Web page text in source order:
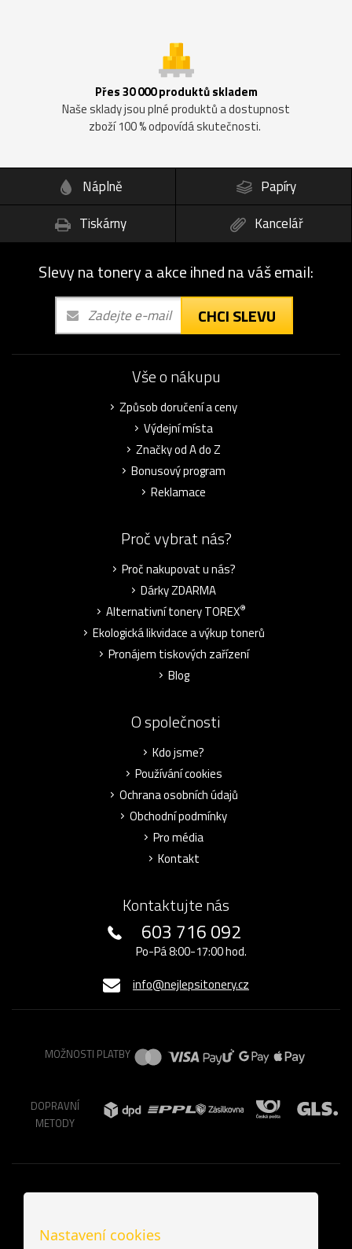
Přes 30 000 produktů skladem
Naše sklady jsou plné produktů a dostupnost
zboží 100 % odpovídá skutečnosti.
Náplně
Papíry
Tiskárny
Kancelář
Slevy na tonery a akce ihned na váš email:
CHCI SLEVU
Vše o nákupu
Způsob doručení a ceny
Výdejní místa
Značky od A do Z
Bonusový program
Reklamace
Proč vybrat nás?
Proč nakupovat u nás?
Dárky ZDARMA
Alternativní tonery TOREX®
Ekologická likvidace a výkup tonerů
Pronájem tiskových zařízení
Blog
O společnosti
Kdo jsme?
Používání cookies
Ochrana osobních údajů
Obchodní podmínky
Pro média
Kontakt
Kontaktujte nás
603 716 092
Po-Pá 8:00-17:00 hod.
info@nejlepsitonery.cz
MOŽNOSTI PLATBY
DOPRAVNÍ
METODY
Nastavení cookies